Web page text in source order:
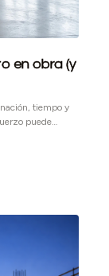
en obra (y
tiempo y
puede